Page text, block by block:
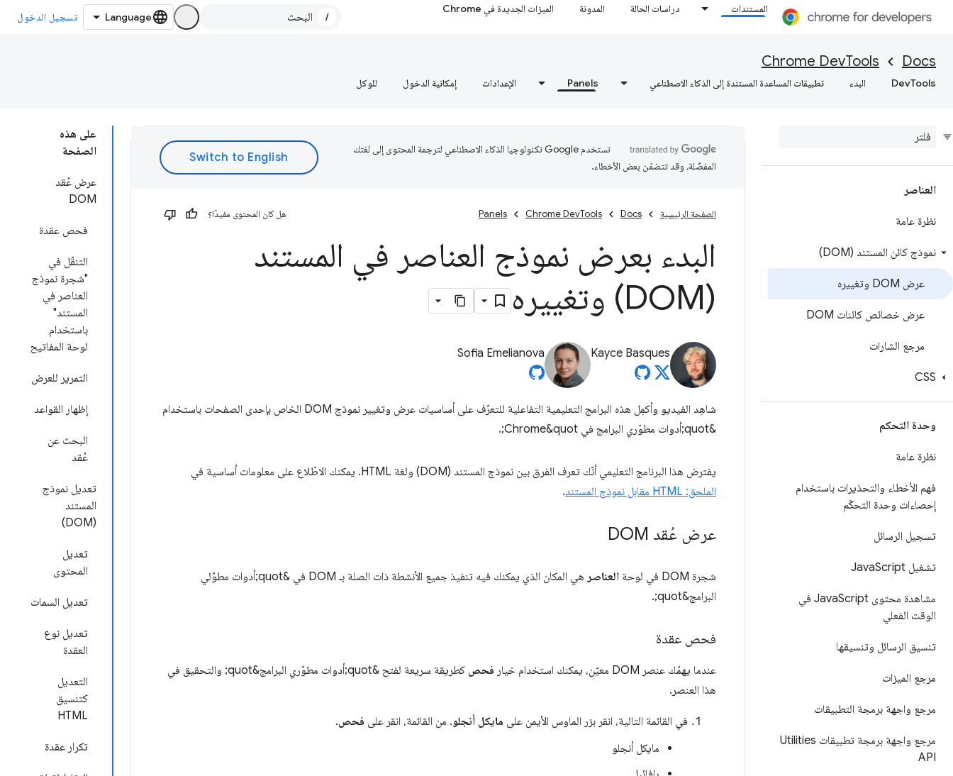
المستندات دراسات الحالة المدونة الميزات الجديدة في Chrome
/ تسجيل الدخول
Docs
Chrome DevTools
DevTools البدء تطبيقات المساعدة المستندة إلى الذكاء الاصطناعي Panels الإعدادات إمكانية الدخول للوكل
العناصر
نظرة عامة
نموذج كائن المستند (DOM)
عرض DOM وتغييره
عرض خصائص كائنات DOM
مرجع الشارات
CSS
وحدة التحكم
نظرة عامة
فهم الأخطاء والتحذيرات باستخدام
إحصاءات وحدة التحكّم
تسجيل الرسائل
تشغيل Java Script
مشاهدة محتوى Java
Script في
الوقت الفعلي
تنسيق الرسائل وتنسيقها
مرجع الميزات
مرجع واجهة برمجة التطبيقات
مرجع واجهة برمجة تطبيقات Utilities
API
على هذه
الصفحة
عرض عُقد
DOM
فحص عقدة
التنقّل في
"شجرة نموذج
العناصر في
المستند"
باستخدام
لوحة المفاتيح
التمرير للعرض
إظهار القواعد
البحث عن
عُقد
تعديل نموذج
المستند
(DOM)
تعديل
المحتوى
تعديل السمات
تعديل نوع
العقدة
التعديل
كتنسيق
HTML
تكرار عقدة
تستخدم Google تكنولوجيا الذكاء الاصطناعي لترجمة المحتوى إلى لغتك
المفضّلة، وقد تتضمّن بعض الأخطاء.
الصفحة الرئيسية Docs
Chrome DevTools
Panels هل كان المحتوى مفيدًا؟
البدء بعرض نموذج العناصر في المستند
(DOM) وتغييره
Kayce Basques
Sofia Emelianova
شاهِد الفيديو وأكمِل هذه البرامج التعليمية التفاعلية للتعرّف على أساسيات عرض وتغيير نموذج DOM الخاص بإحدى الصفحات باستخدام
&quot;أدوات مطوّري البرامج في Chrome&quot;.
يفترض هذا البرنامج التعليمي أنّك تعرف الفرق بين نموذج المستند (DOM) ولغة HTML. يمكنك الاطّلاع على معلومات أساسية في
الملحق: HTML مقابل نموذج المستند
.
عرض عُقد DOM
شجرة DOM في لوحة العناصر
هي المكان الذي يمكنك فيه تنفيذ جميع الأنشطة ذات الصلة بـ DOM في &quot;أدوات مطوّلي
البرامج&quot;.
فحص عقدة
عندما يهمّك عنصر DOM معيّن، يمكنك استخدام خيار فحص
كطريقة سريعة لفتح &quot;أدوات مطوّري البرامج&quot; والتحقيق في
هذا العنصر.
في القائمة التالية، انقر بزر الماوس الأيمن على مايكل أنجلو. من القائمة، انقر على فحص.
مايكل أنجلو